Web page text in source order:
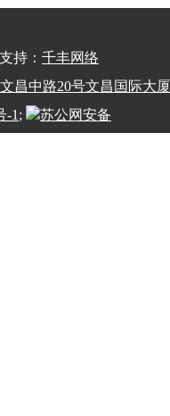
持： 千丰网络
昌中路20号文昌国际大厦
-1;
苏公网安备